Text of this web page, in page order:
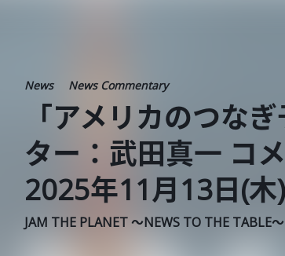
News News Commentary
「アメリカのつな
ター：武田真一 コ
2025年11月13日(木)
JAM THE PLANET ～NEWS TO THE TABLE～